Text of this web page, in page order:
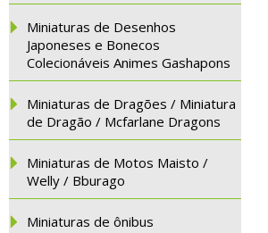
Miniaturas de Desenhos
Japoneses e Bonecos
Colecionáveis Animes Gashapons
Miniaturas de Dragões / Miniatura
de Dragão / Mcfarlane Dragons
Miniaturas de Motos Maisto /
Welly / Bburago
Miniaturas de ônibus